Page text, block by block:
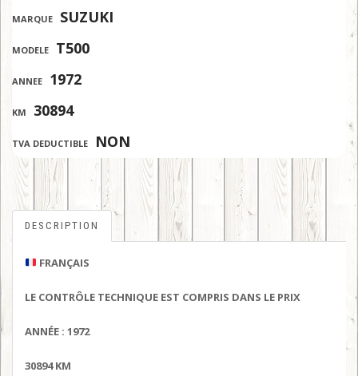
MARQUE SUZUKI
MODELE T500
ANNEE 1972
KM 30894
TVA DEDUCTIBLE NON
DESCRIPTION
FRANÇAIS
LE CONTRÔLE TECHNIQUE EST COMPRIS DANS LE PRIX
ANNÉE : 1972
30894 KM